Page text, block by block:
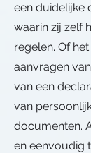
een duidelijke
waarin zij zelf
regelen. Of
aanvragen
van een
van
documenten.
en eenvoudig